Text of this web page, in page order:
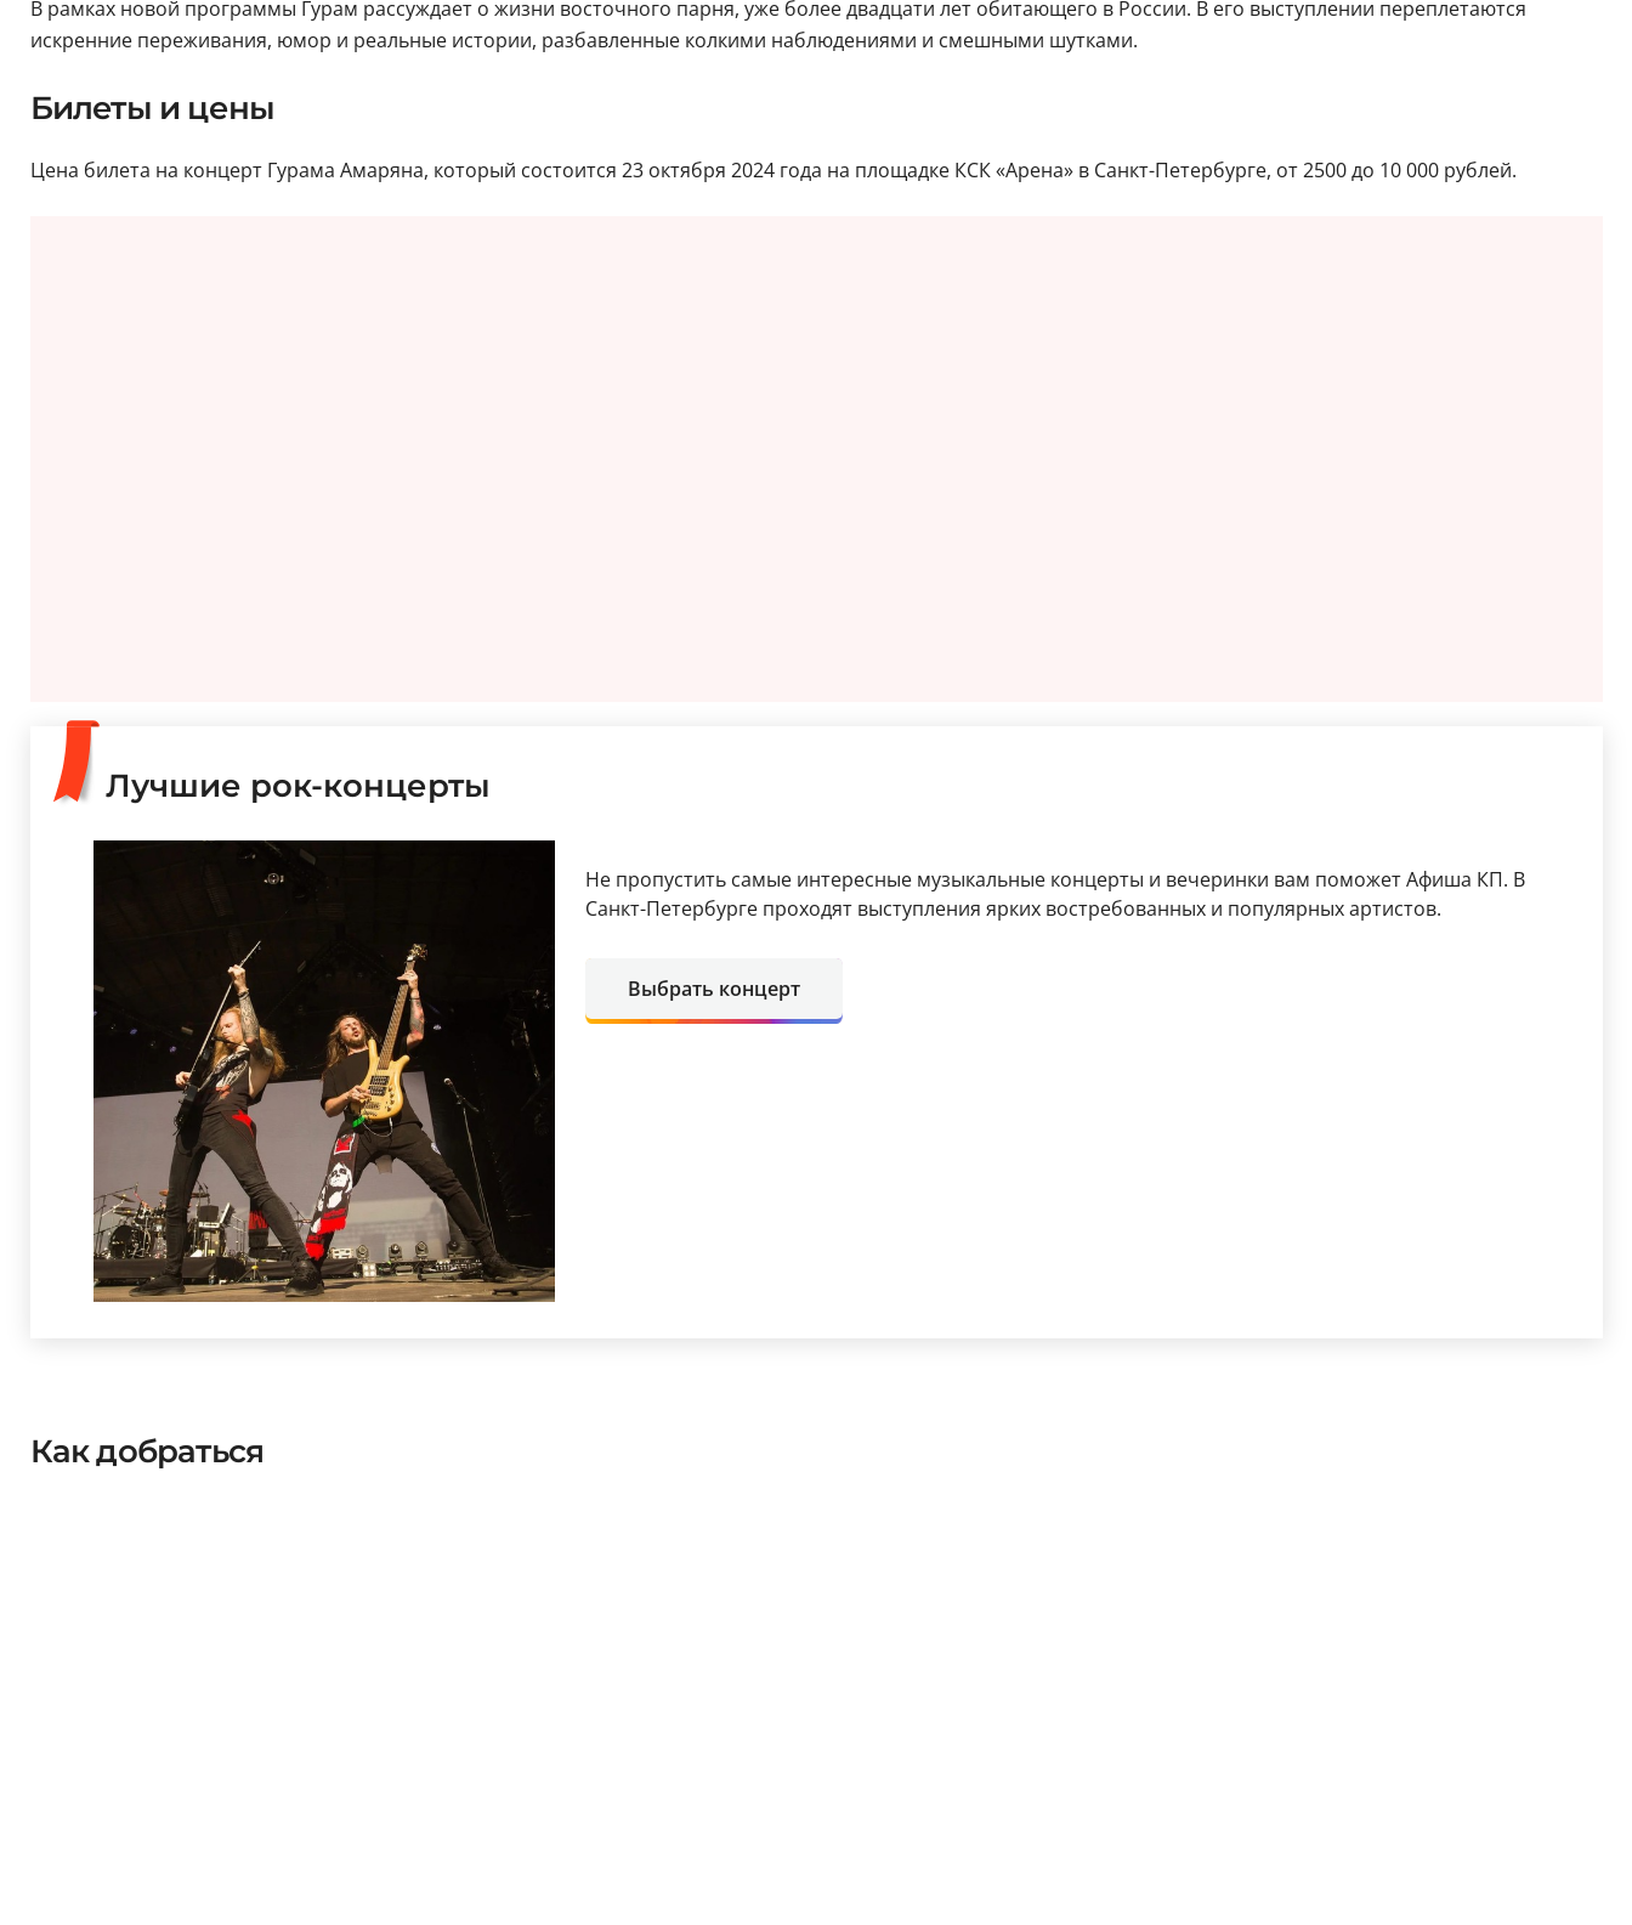
В рамках новой программы Гурам рассуждает о жизни восточного парня, уже более двадцати лет обитающего в России. В его выступлении переплетаются
искренние переживания, юмор и реальные истории, разбавленные колкими наблюдениями и смешными шутками.
Билеты и цены
Цена билета на концерт Гурама Амаряна, который состоится 23 октября 2024 года на площадке КСК «Арена» в Санкт-Петербурге, от 2500 до 10 000 рублей.
Лучшие рок-концерты
Не пропустить самые интересные музыкальные концерты и вечеринки вам поможет Афиша КП. В
Санкт-Петербурге проходят выступления ярких востребованных и популярных артистов.
Выбрать концерт
Как добраться